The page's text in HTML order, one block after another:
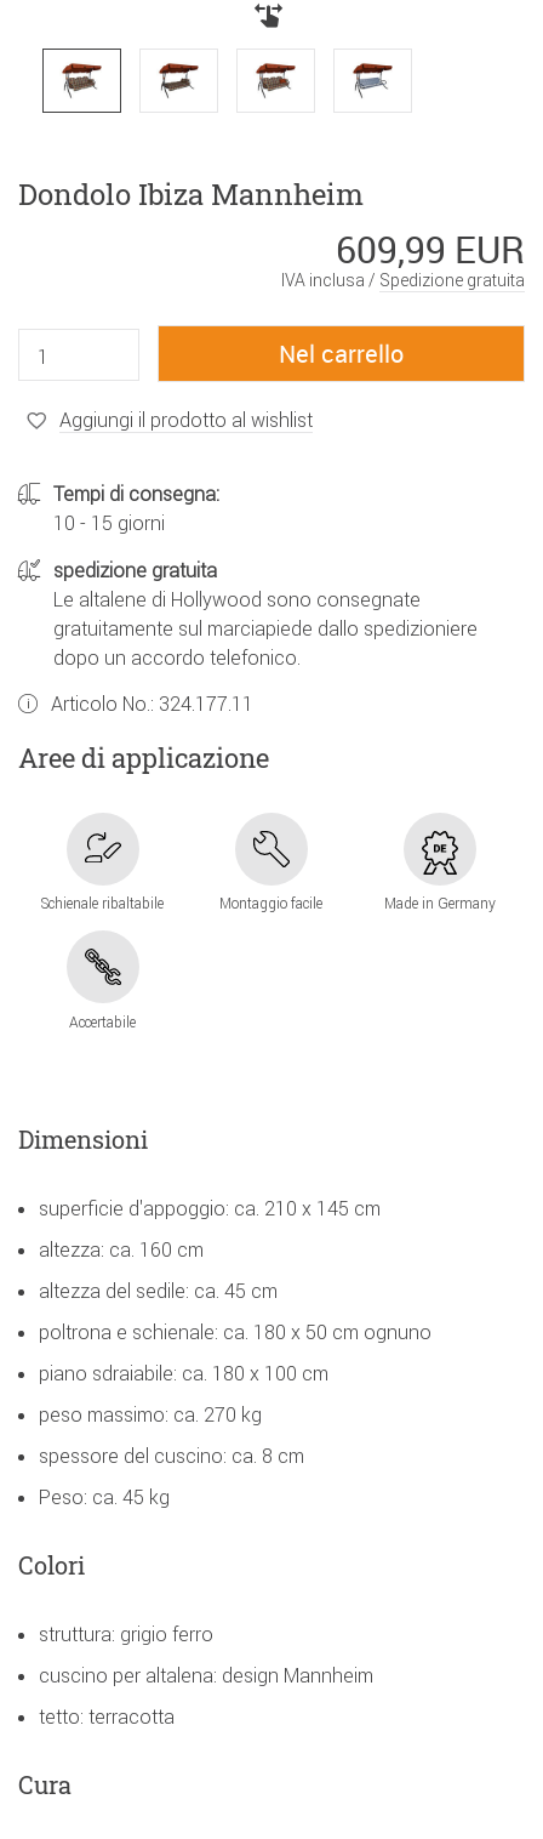
Dondolo Ibiza Mannheim
609,99 EUR
IVA inclusa / Spedizione gratuita
Aggiungi il prodotto al wishlist
Tempi di consegna:
10 - 15 giorni
spedizione gratuita
Le altalene di Hollywood sono consegnate
gratuitamente sul marciapiede dallo spedizioniere
dopo un accordo telefonico.
Articolo No.: 324.177.11
Aree di applicazione
Schienale ribaltabile Montaggio facile Made in Germany
Accertabile
Dimensioni
superficie d'appoggio: ca. 210 x 145 cm
altezza: ca. 160 cm
altezza del sedile: ca. 45 cm
poltrona e schienale: ca. 180 x 50 cm ognuno
piano sdraiabile: ca. 180 x 100 cm
peso massimo: ca. 270 kg
spessore del cuscino: ca. 8 cm
Peso: ca. 45 kg
Colori
struttura: grigio ferro
cuscino per altalena: design Mannheim
tetto: terracotta
Cura